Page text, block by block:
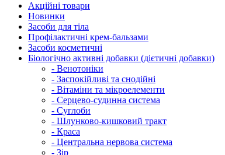
Акційні товари
Новинки
Засоби для тіла
Профілактичні крем-бальзами
Засоби косметичні
Біологічно активні добавки (дієтичні добавки)
- Венотоніки
- Заспокійливі та снодійні
- Вітаміни та мікроелементи
- Серцево-судинна система
- Суглоби
- Шлунково-кишковий тракт
- Краса
- Центральна нервова система
- Зір